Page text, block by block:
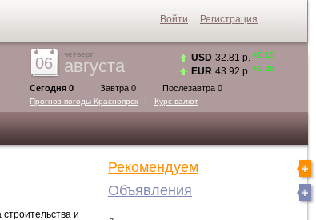
06
четверг
августа
Сегодня 0 Завтра 0 Послезавтра 0
Прогноз погоды Красноярск | Курс валют
USD 32.81 р. +0.15
EUR 43.92 р. +0.26
и
Рекомендуем
Объявления
Войти Регистрация